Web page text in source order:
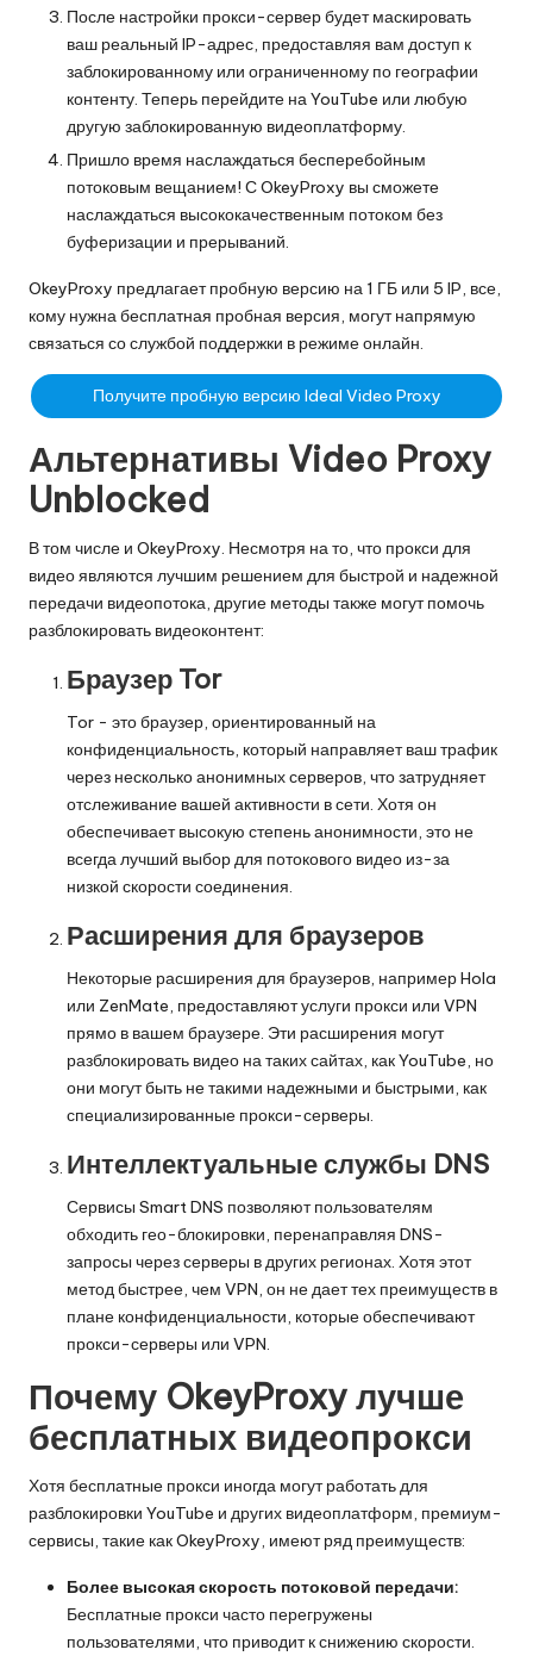
После настройки прокси-сервер будет маскировать
ваш реальный IP-адрес, предоставляя вам доступ к
заблокированному или ограниченному по географии
контенту. Теперь перейдите на YouTube или любую
другую заблокированную видеоплатформу.
Пришло время наслаждаться бесперебойным
потоковым вещанием! С OkeyProxy вы сможете
наслаждаться высококачественным потоком без
буферизации и прерываний.
OkeyProxy предлагает пробную версию на 1 ГБ или 5 IP, все,
кому нужна бесплатная пробная версия, могут напрямую
связаться со службой поддержки в режиме онлайн.
Получите пробную версию Ideal Video Proxy
Альтернативы Video Proxy
Unblocked
В том числе и OkeyProxy. Несмотря на то, что прокси для
видео являются лучшим решением для быстрой и надежной
передачи видеопотока, другие методы также могут помочь
разблокировать видеоконтент:
Браузер Tor
Tor - это браузер, ориентированный на
конфиденциальность, который направляет ваш трафик
через несколько анонимных серверов, что затрудняет
отслеживание вашей активности в сети. Хотя он
обеспечивает высокую степень анонимности, это не
всегда лучший выбор для потокового видео из-за
низкой скорости соединения.
Расширения для браузеров
Некоторые расширения для браузеров, например Hola
или ZenMate, предоставляют услуги прокси или VPN
прямо в вашем браузере. Эти расширения могут
разблокировать видео на таких сайтах, как YouTube, но
они могут быть не такими надежными и быстрыми, как
специализированные прокси-серверы.
Интеллектуальные службы DNS
Сервисы Smart DNS позволяют пользователям
обходить гео-блокировки, перенаправляя DNS-
запросы через серверы в других регионах. Хотя этот
метод быстрее, чем VPN, он не дает тех преимуществ в
плане конфиденциальности, которые обеспечивают
прокси-серверы или VPN.
Почему OkeyProxy лучше
бесплатных видеопрокси
Хотя бесплатные прокси иногда могут работать для
разблокировки YouTube и других видеоплатформ, премиум-
сервисы, такие как OkeyProxy, имеют ряд преимуществ:
Более высокая скорость потоковой передачи:
Бесплатные прокси часто перегружены
пользователями, что приводит к снижению скорости.